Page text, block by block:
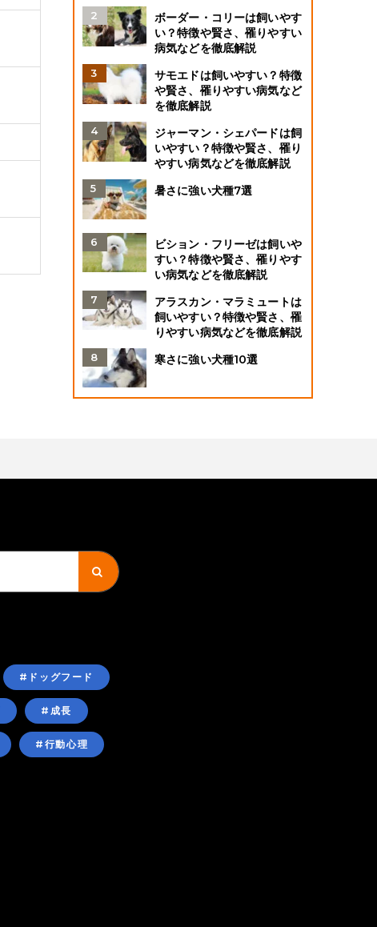
ボーダー・コリーは飼いやす
い？特徴や賢さ、罹りやすい
病気などを徹底解説
サモエドは飼いやすい？特徴
や賢さ、罹りやすい病気など
を徹底解説
ジャーマン・シェパードは飼
いやすい？特徴や賢さ、罹り
やすい病気などを徹底解説
暑さに強い犬種7選
ビション・フリーゼは飼いや
すい？特徴や賢さ、罹りやす
い病気などを徹底解説
アラスカン・マラミュートは
飼いやすい？特徴や賢さ、罹
りやすい病気などを徹底解説
寒さに強い犬種10選
#ドッグフード
#成長
#行動心理